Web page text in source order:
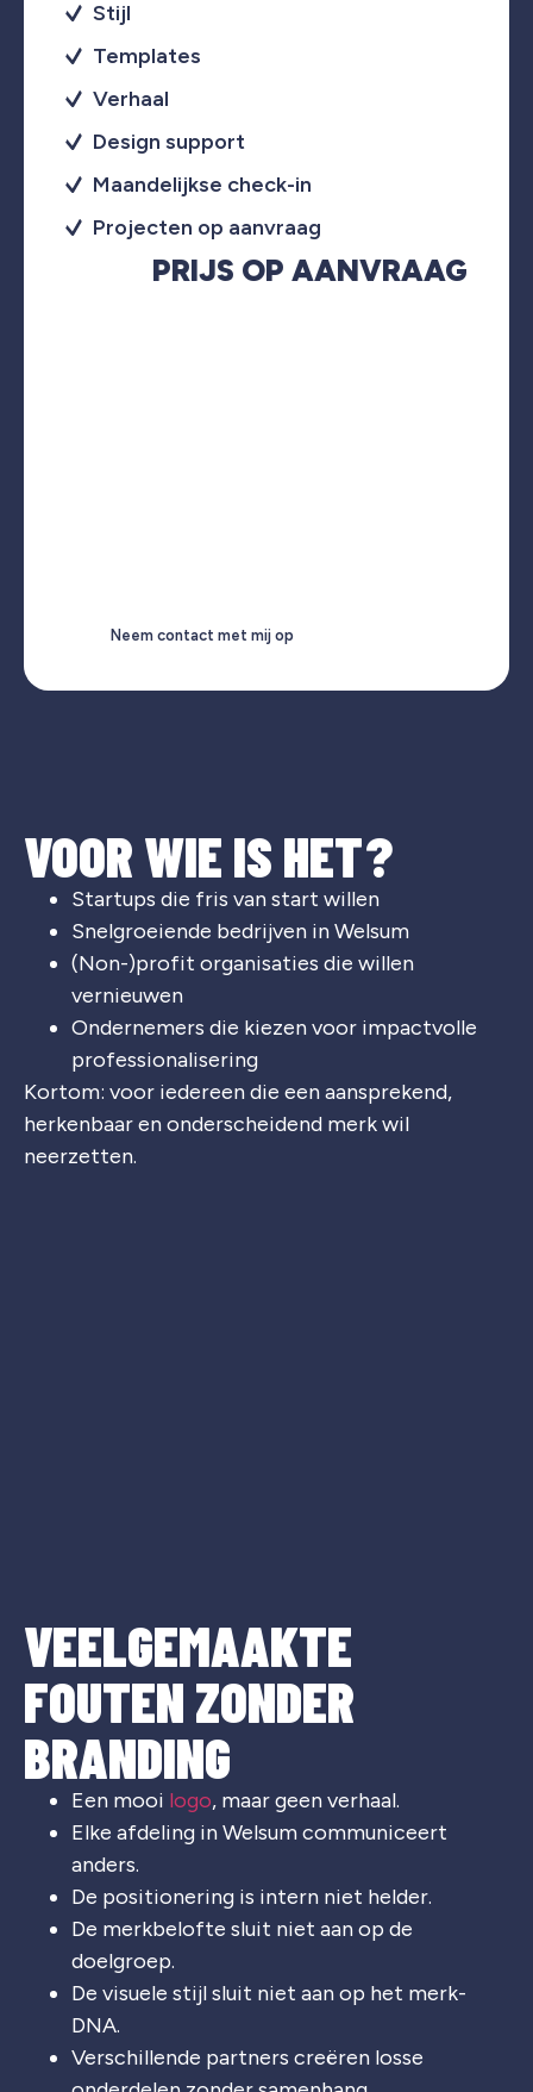
Stijl
Templates
Verhaal
Design support
Maandelijkse check-in
Projecten op aanvraag
PRIJS OP AANVRAAG
Neem contact met mij op
VOOR WIE IS HET?
Startups die fris van start willen
Snelgroeiende bedrijven inWelsum
(Non-)profit organisaties die willen
vernieuwen
Ondernemers die kiezen voor impactvolle
professionalisering
Kortom: voor iedereen die een aansprekend,
herkenbaar en onderscheidend merk wil
neerzetten.
VEELGEMAAKTE
FOUTEN ZONDER
BRANDING
Een mooi logo, maar geen verhaal.
Elke afdeling inWelsumcommuniceert
anders.
De positionering is intern niet helder.
De merkbelofte sluit niet aan op de
doelgroep.
De visuele stijl sluit niet aan op het merk-
DNA.
Verschillende partners creëren losse